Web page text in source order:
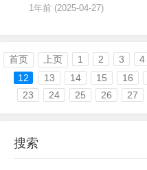
1年前 (2025-04-27)
首页 上页 1 2 3 4
12
13 14 15 16
23
24 25 26 27
搜索